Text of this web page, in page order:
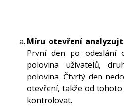
Míru otevření
První den po odeslání
polovina uživatelů,
polovina. Čtvrtý den
otevření, takže od
kontrolovat.